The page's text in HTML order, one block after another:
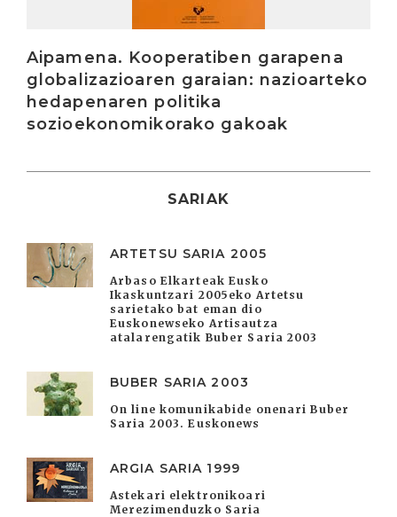
Aipamena. Kooperatiben garapena
globalizazioaren garaian: nazioarteko
hedapenaren politika
sozioekonomikorako gakoak
SARIAK
ARTETSU SARIA 2005
Arbaso Elkarteak Eusko
Ikaskuntzari 2005eko Artetsu
sarietako bat eman dio
Euskonewseko Artisautza
atalarengatik Buber Saria 2003
BUBER SARIA 2003
On line komunikabide onenari Buber
Saria 2003. Euskonews
ARGIA SARIA 1999
Astekari elektronikoari
Merezimenduzko Saria